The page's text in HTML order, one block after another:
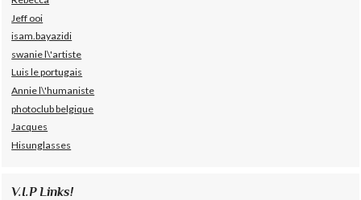
Jeff ooi
isam.bayazidi
swanie l\'artiste
Luis le portugais
Annie l\'humaniste
photoclub belgique
Jacques
Hisunglasses
V.I.P Links!